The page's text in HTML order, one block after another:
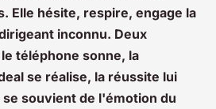
Elle hésite, respire, engage la
inconnu. Deux
téléphone sonne, la
se réalise, la réussite lui
se souvient de l'émotion du